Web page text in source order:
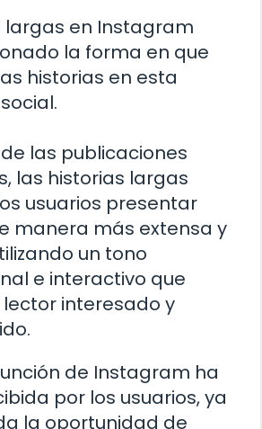
largas en Instagram
la forma en que
historias en esta
las publicaciones
las historias largas
usuarios presentar
manera más extensa y
un tono
e interactivo que
interesado y
de Instagram ha
por los usuarios, ya
la oportunidad de